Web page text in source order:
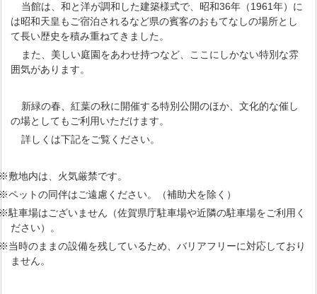
当館は、和と洋が調和した建築様式で、昭和36年（1961年）に
は昭和天皇もご宿泊されるなど県の賓客のおもてなしの場所とし
て長い歴史を積み重ねてきました。
また、美しい庭園をあわせ持つなど、ここにしかない特別な雰
囲気があります。
新緑の春、紅葉の秋に開催する特別公開のほか、文化的な催し
の場としてもご利用いただけます。
詳しくは下記をご覧ください。
敷地内は、火気厳禁です。
ペットの同伴はご遠慮ください。（補助犬を除く）
駐車場はございません（佐賀県庁駐車場や近隣の駐車場をご利用く
ださい）。
当時のままの設備を残しているため、バリアフリーに対応しており
ません。